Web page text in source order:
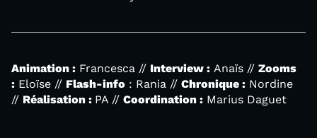
Animation : Francesca // Interview : Anaïs // Zooms
: Eloïse // Flash-info : Rania // Chronique : Nordine
// Réalisation : PA // Coordination : Marius Daguet